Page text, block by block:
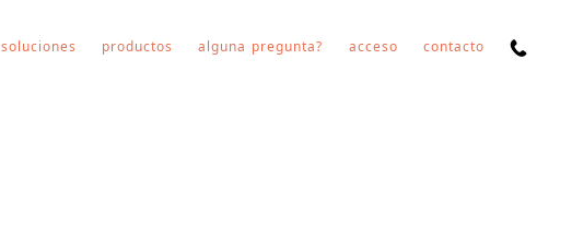
soluciones productos alguna pregunta? acceso contacto